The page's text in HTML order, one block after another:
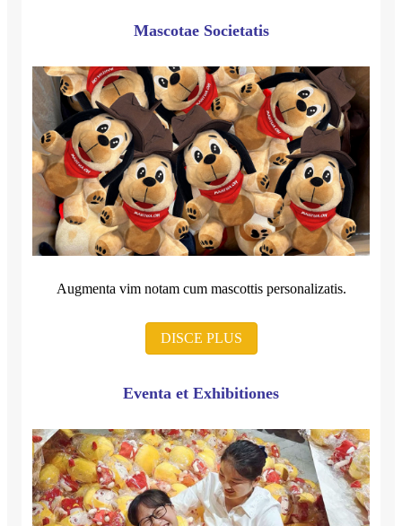
Mascotae Societatis
Augmenta vim notam cum mascottis personalizatis.
DISCE PLUS
Eventa et Exhibitiones